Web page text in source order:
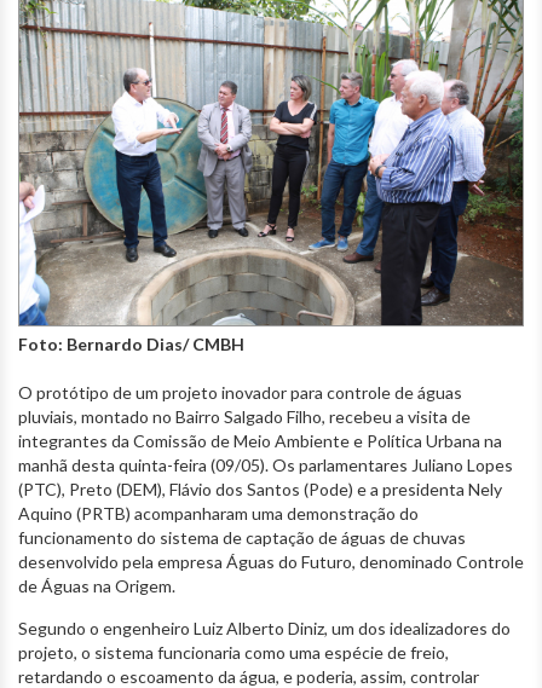
Foto: Bernardo Dias/ CMBH
O protótipo de um projeto inovador para controle de águas
pluviais, montado no Bairro Salgado Filho, recebeu a visita de
integrantes da Comissão de Meio Ambiente e Política Urbana na
manhã desta quinta-feira (09/05). Os parlamentares Juliano Lopes
(PTC), Preto (DEM), Flávio dos Santos (Pode) e a presidenta Nely
Aquino (PRTB) acompanharam uma demonstração do
funcionamento do sistema de captação de águas de chuvas
desenvolvido pela empresa Águas do Futuro, denominado Controle
de Águas na Origem.
Segundo o engenheiro Luiz Alberto Diniz, um dos idealizadores do
projeto, o sistema funcionaria como uma espécie de freio,
retardando o escoamento da água, e poderia, assim, controlar